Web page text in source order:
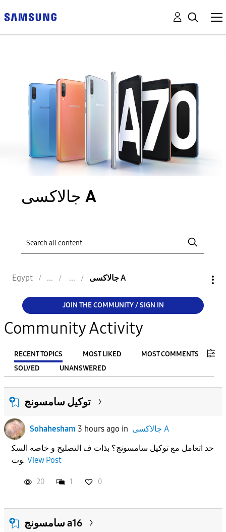
جالاكسى A
Egypt جالاكسى A
JOIN THE COMMUNITY / SIGN IN
Community Activity
RECENT TOPICS MOST LIKED
MOST COMMENTS
SOLVED
UNANSWERED
FILTER:
From
To
توكيل سامسونج
Sohahesham 3 hours ago in
جالاكسى A
حد اتعامل مع توكيل سامسونج؟ بذات ف التصليح و خاصه السك
وت View Post
20 1 0
سامسونج a16